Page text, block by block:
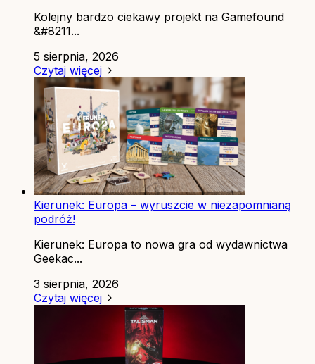
Kolejny bardzo ciekawy projekt na Gamefound
&#8211...
5 sierpnia, 2026
Czytaj więcej
Kierunek: Europa – wyruszcie w niezapomnianą
podróż!
Kierunek: Europa to nowa gra od wydawnictwa
Geekac...
3 sierpnia, 2026
Czytaj więcej